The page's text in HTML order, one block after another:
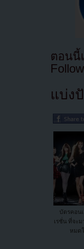
ตอนนี้
แบ่ง
บัตรคอนเ
เรชั่น ที่จะ
หมด